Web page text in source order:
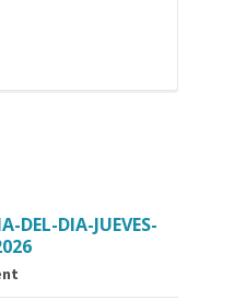
DEL-DIA-JUEVES-